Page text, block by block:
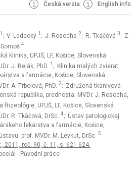
Česká verzia English info
1 ; V. Ledecký 1 ; J. Rosocha 2; R. Tkáčová 3; Z.
4
klinika, UPJŠ, LF, Košice, Slovenská
J. Belák, PhD. 1 ; Klinika malých zvierat,
a farmácie, Košice, Slovenská
A. Trbolová, PhD. 2; Združená tkanivová
republika, prednosta: MVDr. J. Rosocha,
ftizeológie, UPJŠ, LF, Košice, Slovenská
R. Tkáčová, DrSc. 4; Ústav patologickej
lekárstva a farmácie, Košice,
prof. MVDr. M. Levkut, DrSc. 5
2011, roč. 90, č. 11, s. 621-624.
- Původní práce